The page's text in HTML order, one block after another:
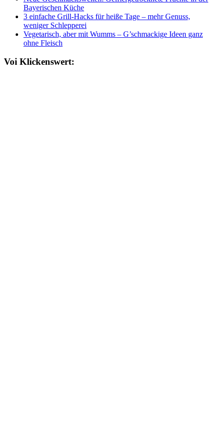
Bayerischen Küche
3 einfache Grill-Hacks für heiße Tage – mehr Genuss,
weniger Schlepperei
Vegetarisch, aber mit Wumms – G’schmackige Ideen ganz
ohne Fleisch
Voi Klickenswert: